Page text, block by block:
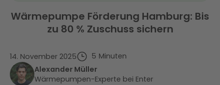
Wärmepumpe Förderung Hamburg: Bis
zu 80 % Zuschuss sichern
14. November 2025 5 Minuten
Alexander Müller
Wärmepumpen-Experte bei Enter